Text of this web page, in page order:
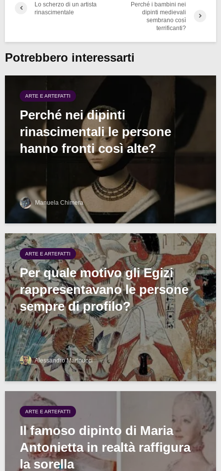
Lo scherzo di un artista
rinascimentale
Perché i bambini nei
dipinti medievali
sembrano così
terrificanti?
Potrebbero interessarti
ARTE E ARTEFATTI
Perché nei dipinti
rinascimentali le persone
hanno fronti così alte?
Manuela Chimera
ARTE E ARTEFATTI
Per quale motivo gli Egizi
rappresentavano le persone
sempre di profilo?
Alessandro Marinucci
ARTE E ARTEFATTI
Il famoso dipinto di Maria
Antonietta in realtà raffigura
la sorella